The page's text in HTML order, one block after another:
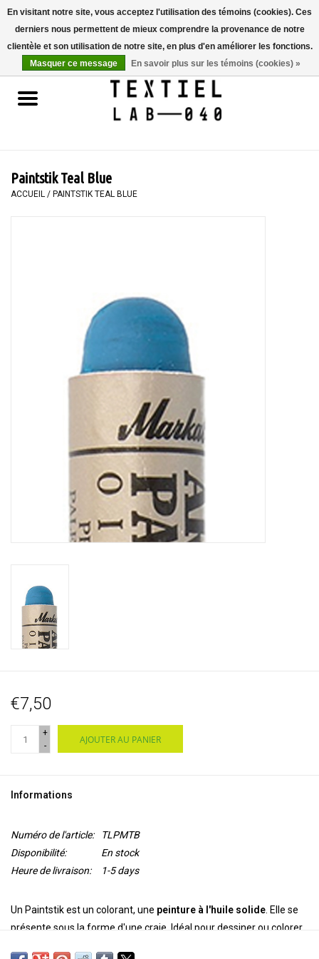
Accueil
LIVRES
PEINTURE
Paintstik Teal Blue
ACCUEIL / PAINTSTIK TEAL BLUE
€7,50
+
-
AJOUTER AU PANIER
Informations
Numéro de l'article:
TLPMTB
Disponibilité:
En stock
Heure de livraison:
1-5 days
Un Paintstik est un colorant, une peinture à l'huile solide. Elle se
présente sous la forme d'une craie. Idéal pour dessiner ou colorer
En visitant notre site, vous acceptez l'utilisation des témoins (cookies). Ces
derniers nous permettent de mieux comprendre la provenance de notre
clientèle et son utilisation de notre site, en plus d'en améliorer les fonctions.
Masquer ce message
En savoir plus sur les témoins (cookies) »